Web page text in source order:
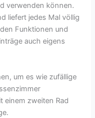
verwenden können.
liefert jedes Mal völlig
Funktionen und
auch eigens
um es wie zufällige
einem zweiten Rad